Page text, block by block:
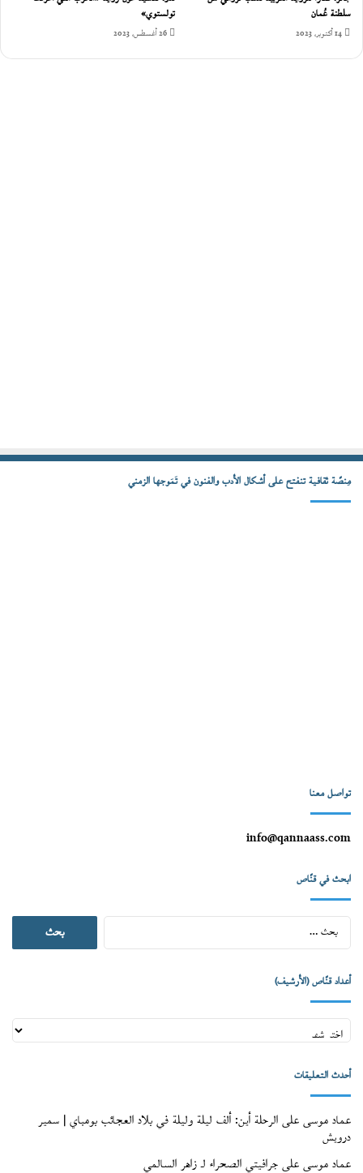
سلطنة عُمان‎
14 أكتوبر، 2023
تولستوي»
26 أغسطس، 2023
مِنصّة ثقافية تنفتح على أشكال الأدب والفنون في تَمَوجها الزمني
تواصل معنا
info@qannaass.com
ابحث في قنّاص
البحث
أعداد قنّاص (الأرشيف)
أعداد
قنّاص
أحدث التعليقات
عماد موسىعلىالرحلة أين: ألف ليلة وليلة في بلاد العجائب بومباي | سمير
درويش
عماد موسىعلىجرافيتي الصحراء لـ زاهر السالمي